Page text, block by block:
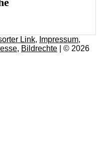
Link, Impressum,
, Bildrechte | © 2026